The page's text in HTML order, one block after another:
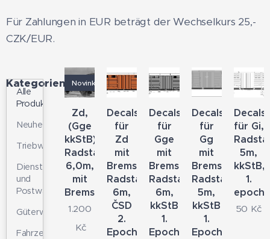
Für Zahlungen in EUR beträgt der Wechselkurs 25,-
CZK/EUR.
Kategorien
Alle
Produkte
Neuheiten
Triebwagen
Dienst-
und
Postwagen
Güterwagen
Fahrzeugdetails
Zd,
(Gge
kkStB),
Radstand
6,0m,
mit
Bremse
Novinka
1.200
Kč
Decals
für
Zd
mit
Bremse,
Radstand
6m,
ČSD
2.
Epoche
Decals
für
Gge
mit
Bremse,
Radstand
6m,
kkStB
1.
Epoche
Decals
für
Gg
mit
Bremse,
Radstand
5m,
kkStB
1.
Epoche
Decals
für Gi,
5m,
kkStB,
1.
epocha
50 Kč